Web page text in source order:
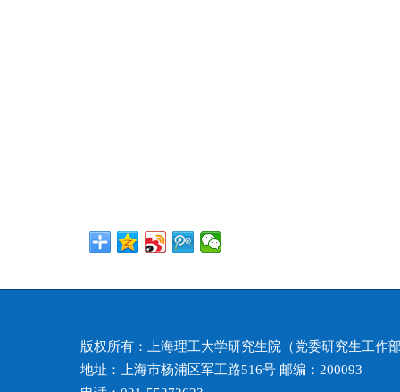
版权所有：上海理工大学研究生院（党委研究生工作
地址：上海市杨浦区军工路516号 邮编：200093